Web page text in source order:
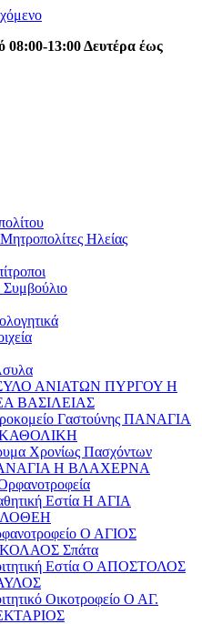
08:00-13:00 Δευτέρα έως
Ηλείας
Συμβούλιο
ΑΝΙΑΤΩΝ ΠΥΡΓΟΥ Η
ΒΑΣΙΛΕΙΑΣ
Γαστούνης ΠΑΝΑΓΙΑ
Χρονίως Πασχόντων
Η ΒΛΑΧΕΡΝΑ
Εστία Η ΑΓΙΑ
Ο ΑΓΙΟΣ
Σπάτα
Εστία Ο ΑΠΟΣΤΟΛΟΣ
Οικοτροφείο Ο ΑΓ.